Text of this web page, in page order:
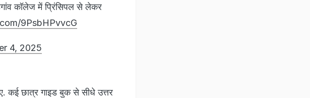
कॉलेज में प्रिंसिपल से लेकर
9PsbHPvvcG
4, 2025
कई छात्र गाइड बुक से सीधे उत्तर